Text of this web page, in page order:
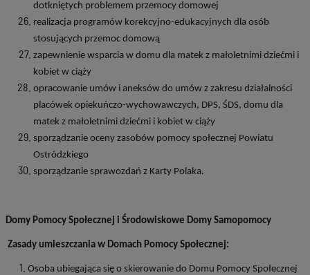
dotkniętych problemem przemocy domowej
realizacja programów korekcyjno-edukacyjnych dla osób
stosujących przemoc domową
zapewnienie wsparcia w domu dla matek z małoletnimi dziećmi i
kobiet w ciąży
opracowanie umów i aneksów do umów z zakresu działalności
placówek opiekuńczo-wychowawczych, DPS, ŚDS, domu dla
matek z małoletnimi dziećmi i kobiet w ciąży
sporządzanie oceny zasobów pomocy społecznej Powiatu
Ostródzkiego
sporządzanie sprawozdań z Karty Polaka.
Domy Pomocy Społecznej i Środowiskowe Domy Samopomocy
Zasady umieszczania w Domach Pomocy Społecznej:
Osoba ubiegająca się o skierowanie do Domu Pomocy Społecznej